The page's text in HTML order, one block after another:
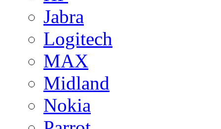
Jabra
Logitech
MAX
Midland
Nokia